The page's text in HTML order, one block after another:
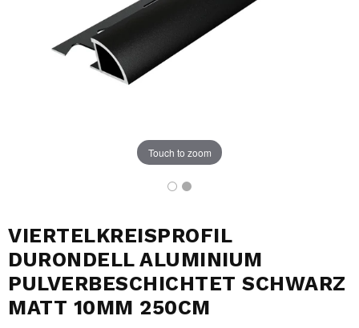
Touch to zoom
VIERTELKREISPROFIL
DURONDELL ALUMINIUM
PULVERBESCHICHTET SCHWARZ
MATT 10MM 250CM